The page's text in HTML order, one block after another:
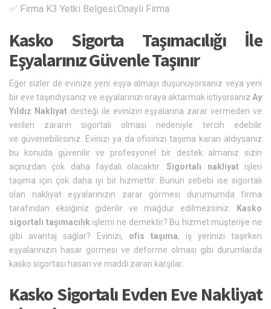
✅ Firma K3 Yetki Belgesi:Onaylı Firma
Kasko Sigorta Taşımacılığı İle
Eşyalarınız Güvenle Taşınır
Eğer sizler de evinize yeni eşya almayı düşünüyorsanız veya yeni
bir eve taşındıysanız ve eşyalarınızı oraya aktarmak istiyorsanız Ay
Yıldız Nakliyat desteği ile evinizin eşyalarına zarar vermeden ve
verilen zararın sigortalı olması nedeniyle tercih edebilir
ve güvenebilirsiniz. Evinizi ya da ofisinizi taşıma kararı aldıysanız
bu konuda güvenilir ve profesyonel bir destek almanız sizin
açınızdan çok daha faydalı olacaktır.Sigortalı nakliyat işleri
taşıma için çok daha iyi bir hizmettir. Bunun sebebi ise sigortalı
olan nakliyat eşyalarınızın zarar görmesi durumumda firma
tarafından eksiğiniz giderilir ve mağdur edilmezsiniz. Kasko
sigortalı taşımacılık işlemi ne demektir? Bu hizmet müşteriye ne
gibi avantaj sağlar? Evinizi, ofis taşıma, iş yerinizi taşırken
eşyalarınızın hasar görmesi ve deforme olması gibi durumlarda
kasko sigortası hasarı ve maddi zararı karşılar.
Kasko Sigortalı Evden Eve Nakliyat